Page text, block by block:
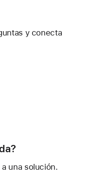
y conecta
una solución.